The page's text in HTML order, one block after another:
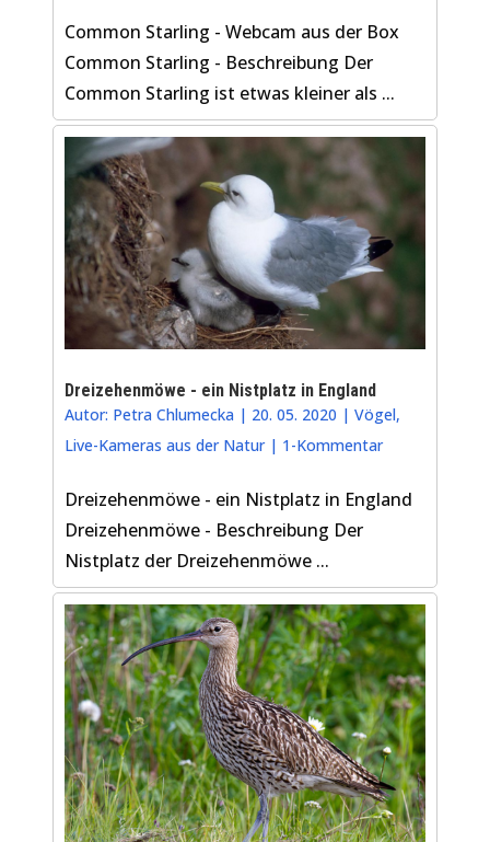
Common Starling - Webcam aus der Box
Common Starling - Beschreibung Der
Common Starling ist etwas kleiner als ...
Dreizehenmöwe - ein Nistplatz in England
Autor: Petra Chlumecka | 20. 05. 2020 |Vögel,
Live-Kameras aus der Natur| 1-Kommentar
Dreizehenmöwe - ein Nistplatz in England
Dreizehenmöwe - Beschreibung Der
Nistplatz der Dreizehenmöwe ...